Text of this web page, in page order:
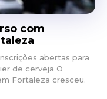
com
abertas para
de cerveja O
Fortaleza cresceu.